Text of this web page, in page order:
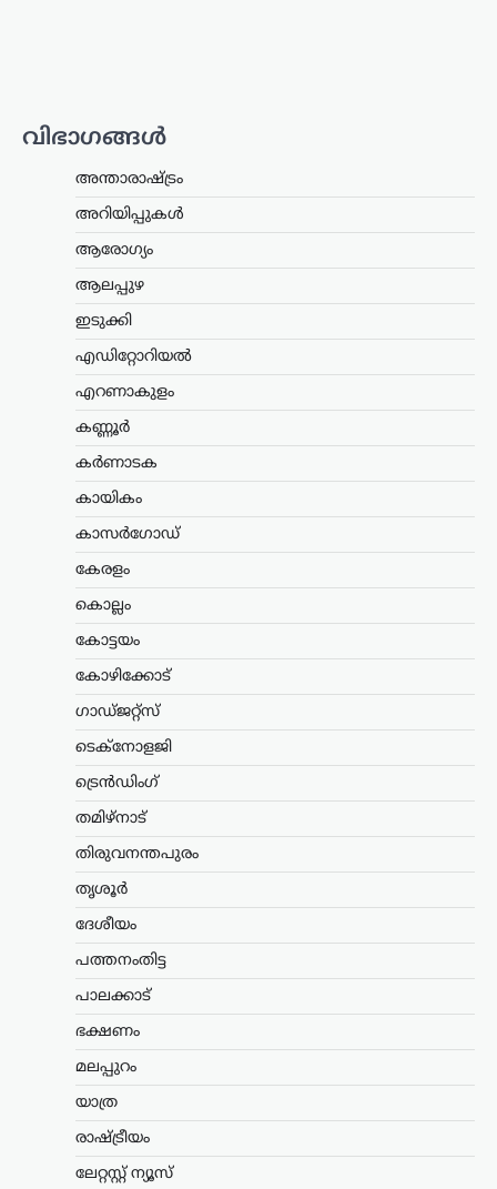
വിഭാഗങ്ങൾ
അന്താരാഷ്ട്രം
അറിയിപ്പുകൾ
ആരോഗ്യം
ആലപ്പുഴ
ഇടുക്കി
എഡിറ്റോറിയൽ
എറണാകുളം
കണ്ണൂർ
കർണാടക
കായികം
കാസർഗോഡ്
കേരളം
കൊല്ലം
കോട്ടയം
കോഴിക്കോട്
ഗാഡ്ജറ്റ്സ്
ടെക്നോളജി
ട്രെൻഡിംഗ്
തമിഴ്നാട്
തിരുവനന്തപുരം
തൃശൂർ
ദേശീയം
പത്തനംതിട്ട
പാലക്കാട്
ഭക്ഷണം
മലപ്പുറം
യാത്ര
രാഷ്ട്രീയം
ലേറ്റസ്റ്റ് ന്യൂസ്
അന്താരാഷ്ട്രം
അലി ഖമേനിയുടെ
മരണത്തിന് പിന്നാലെ
രാജ്യം തകരുമെന്ന്
അമേരിക്കയും
നേതാവിന്റെ സാന്നിധ്യം
കരുത്തെന്ന് ഇറാൻ
പ്രസിഡന്റ്
ബുദ്ധിമുട്ടേറിയതാണെങ്കിലും,
അദ്ദേഹത്തിന്റെ നേതൃത്വം രാജ്യത്തിന്
സ്ത്രീയെ
കരിങ്കുപ്പായത്തിൽ
കുഴിച്ചുമൂടുന്ന പരിപാടി;
നിഖാബ്
നിരോധിക്കണമെന്ന്
എം.എൻ. കാരശേരി
മുഖം പൂർണമായി മറയ്ക്കുന്ന പർദയായ
നിഖാബ് നിരോധിക്കണമെന്ന്
നിരീക്ഷകനുമായ എം.എൻ. കാരശേരി
വ്യക്തിസ്വാതന്ത്ര്യത്തിന്റെ ഭാഗമാണെന്ന
വാദത്തോട് യോജിക്കാനാകില്ലെന്നും,
അന്താരാഷ്ട്രം,ട്രെൻഡിംഗ്,
പുതിയ റൂട്ട്; ഹോർമുസിൽ
ഇറാനും ഒമാനും
ധാരണയിലെത്തി